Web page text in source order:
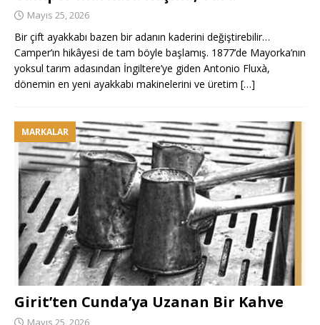
Mayıs 25, 2026
Bir çift ayakkabı bazen bir adanın kaderini değiştirebilir…
Camper’ın hikâyesi de tam böyle başlamış. 1877’de Mayorka’nın
yoksul tarım adasından İngiltere’ye giden Antonio Fluxà,
dönemin en yeni ayakkabı makinelerini ve üretim […]
MARKALAR
Girit’ten Cunda’ya Uzanan Bir Kahve
Mayıs 25, 2026